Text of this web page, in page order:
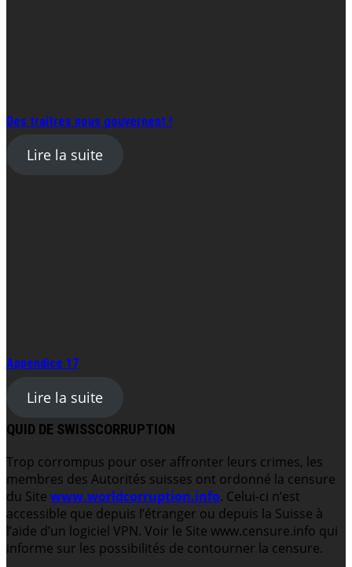
Des traîtres nous gouvernent !
Lire la suite
Appendice 17
Lire la suite
QUID DE SWISSCORRUPTION
Trop corrompus pour oser affronter leurs crimes, les
membres des Autorités suisses ont ordonné la censure
du Site www.worldcorruption.info. Celui-ci n’est
accessible que depuis l’étranger ou depuis la Suisse à
l’aide d’un logiciel VPN. Voir le Site www.censure.info qui
informe sur les possibilités de contourner la censure.